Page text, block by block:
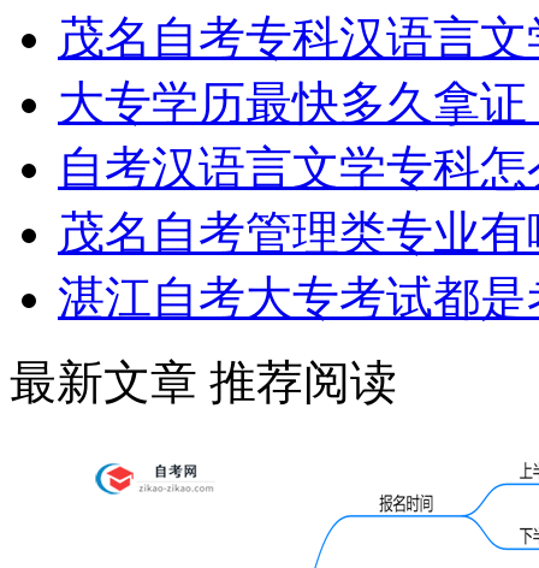
茂名自考专科汉语言
大专学历最快多久拿证
自考汉语言文学专科
茂名自考管理类专业
湛江自考大专考试都
最新文章 推荐阅读